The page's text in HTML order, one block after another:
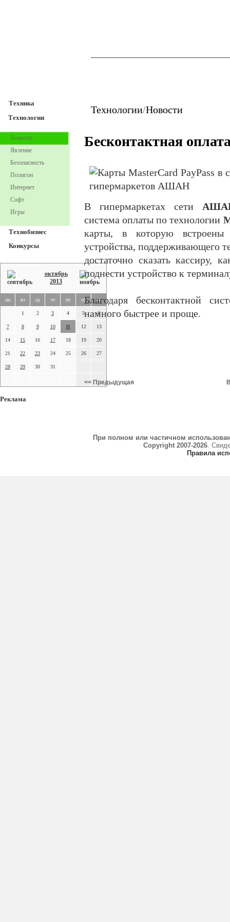
Техника
Технологии
Новости
Явление
Безопасность
Полигон
Интернет
Софт
Игры
Технобизнес
Конкурсы
октябрь
2013
пн вт ср чт пт сб вс
1 2 3 4 5 6
7 8 9 10 11 12 13
14 15 16 17 18 19 20
21 22 23 24 25 26 27
28 29 30 31
Реклама
Технологии/Новости
Бесконтактная
В гипермаркетах сети
система оплаты по технологии
карты, в которую
устройства, поддерживающего
достаточно сказать кассиру,
поднести устройство к
Благодаря бесконтактной
намного быстрее и проще.
<< Предыдущая
При полном или частичном
Copyright 2007-2026.
Правила